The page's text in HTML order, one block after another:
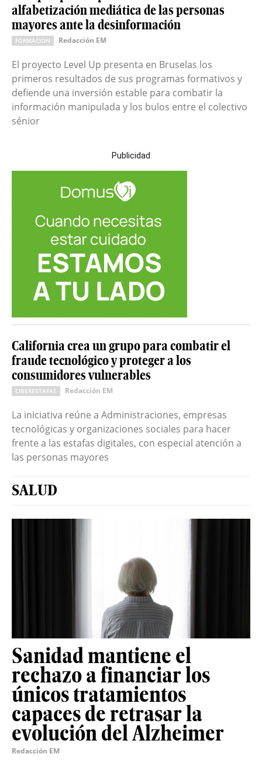
alfabetización mediática de las personas
mayores ante la desinformación
FORMACIÓN Redacción EM
El proyecto Level Up presenta en Bruselas los
primeros resultados de sus programas formativos y
defiende una inversión estable para combatir la
información manipulada y los bulos entre el colectivo
sénior
Publicidad
California crea un grupo para combatir el
fraude tecnológico y proteger a los
consumidores vulnerables
CIBERESTAFAS Redacción EM
La iniciativa reúne a Administraciones, empresas
tecnológicas y organizaciones sociales para hacer
frente a las estafas digitales, con especial atención a
las personas mayores
SALUD
Sanidad mantiene el
rechazo a financiar los
únicos tratamientos
capaces de retrasar la
evolución del Alzheimer
Redacción EM